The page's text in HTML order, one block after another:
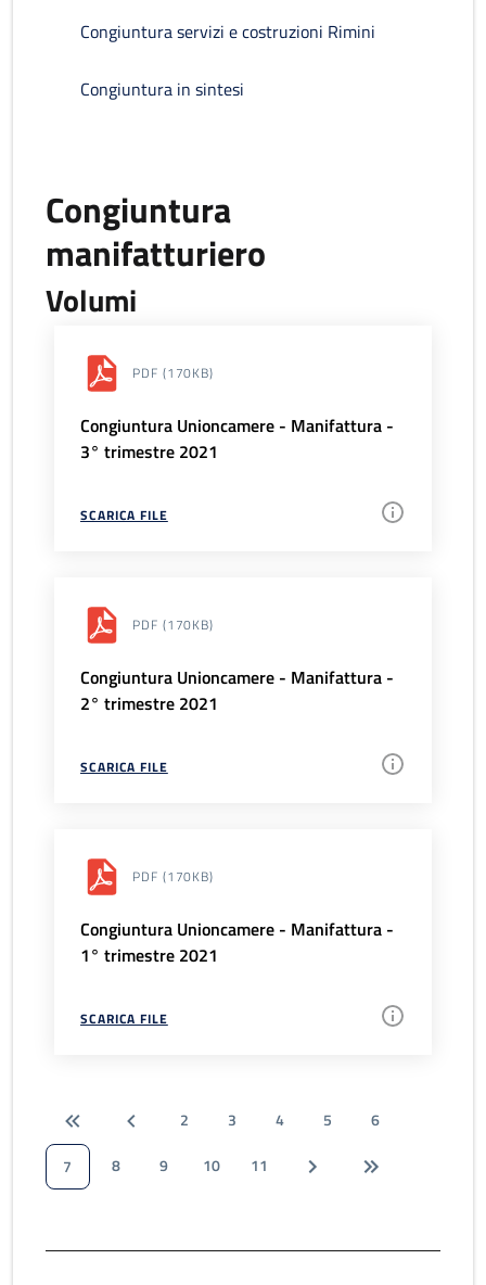
Congiuntura servizi e costruzioni Rimini
Congiuntura in sintesi
Congiuntura
manifatturiero
Volumi
PDF (170KB)
Congiuntura Unioncamere - Manifattura -
3° trimestre 2021
SCARICA FILE
PDF (170KB)
Congiuntura Unioncamere - Manifattura -
2° trimestre 2021
SCARICA FILE
PDF (170KB)
Congiuntura Unioncamere - Manifattura -
1° trimestre 2021
SCARICA FILE
2 3 4 5
6
7
8 9 10 11